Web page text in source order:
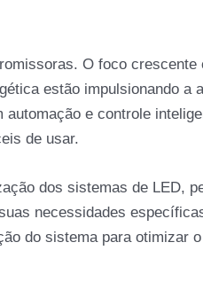
O foco crescente
estão impulsionando a
e controle
de usar.
dos sistemas de LED,
necessidades
do sistema para otimizar